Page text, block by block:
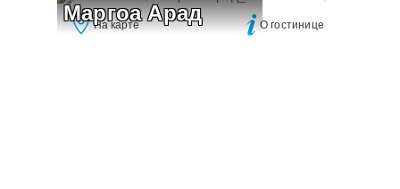
Маргоа Арад
На карте О гостинице